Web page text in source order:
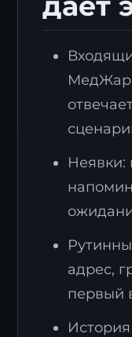
Неявки:
адрес,
первый